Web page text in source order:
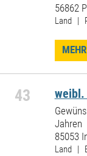
56862
Land |
43 weibl.
Jahren
85053
Land |